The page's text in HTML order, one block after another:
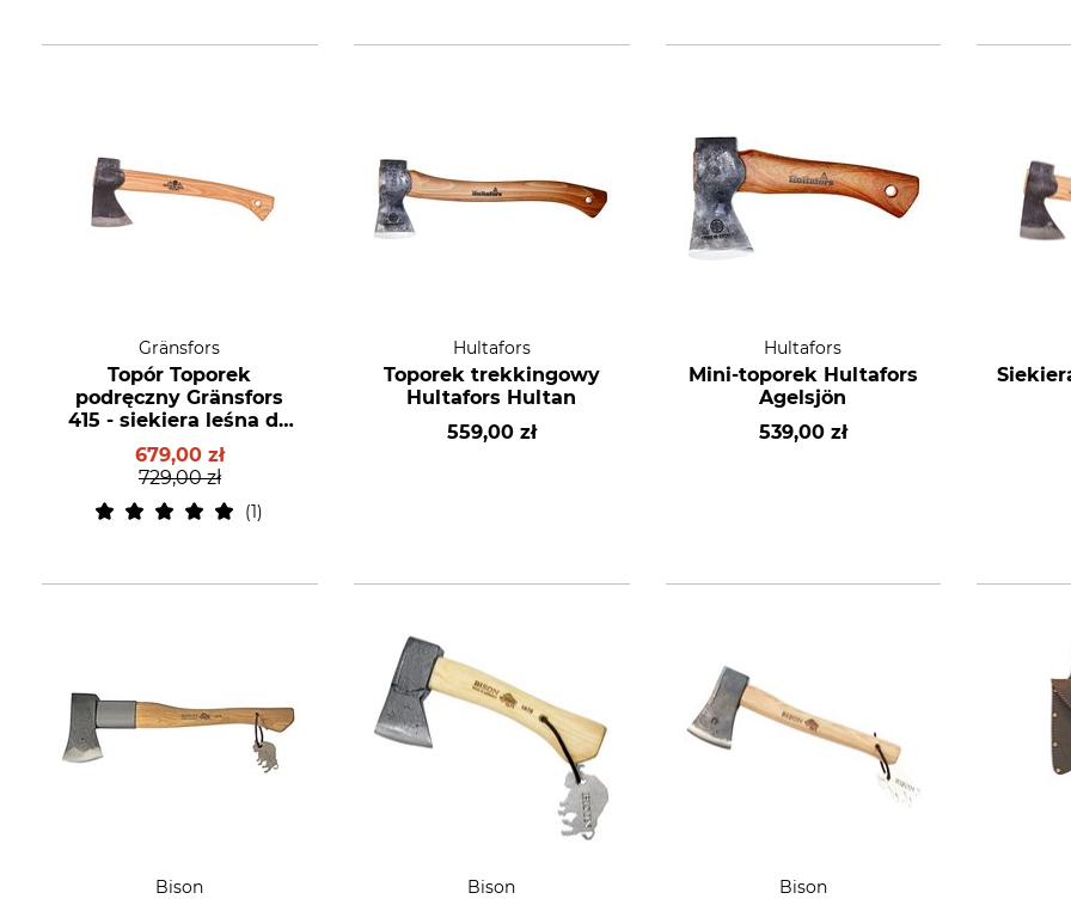
Gränsfors
Topór Toporek
podręczny Gränsfors
415 - siekiera leśna do
znakowania drzew
679,00 zł
729,00 zł
1
Hultafors
Toporek trekkingowy
Hultafors Hultan
559,00 zł
Hultafors
Mini-toporek Hultafors
Agelsjön
539,00 zł
Bison Bison Bison